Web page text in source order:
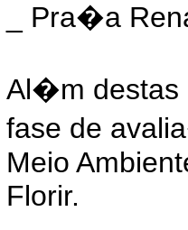
_ Pra�a
Al�m destas
fase de
Meio
Florir.